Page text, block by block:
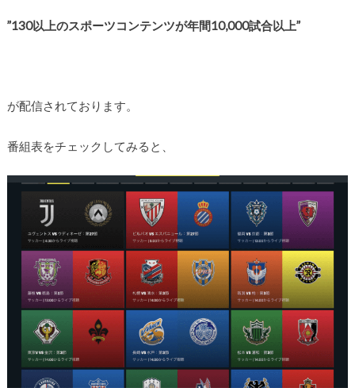
”130以上のスポーツコンテンツが年間10,000試合以上”
が配信されております。
番組表をチェックしてみると、